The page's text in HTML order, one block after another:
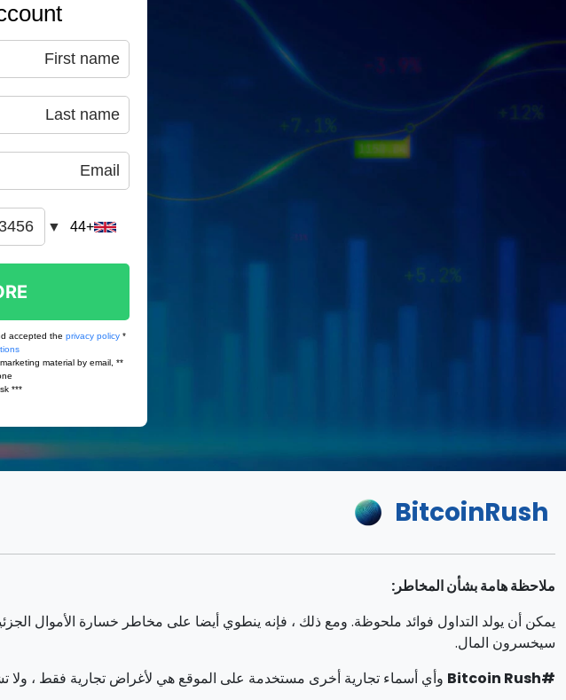
BitcoinRush
ملاحظة هامة بشأن المخاطر:
سيخسرون المال.
#Bitcoin Rush
وأي أسماء تجارية أخرى مستخدمة على الموقع هي لأغراض تجارية فقط ،